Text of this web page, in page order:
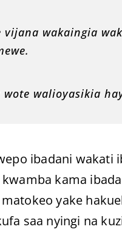
wakaingia
walioyasikia
ibadani wakati
kama
yake
saa nyingi na